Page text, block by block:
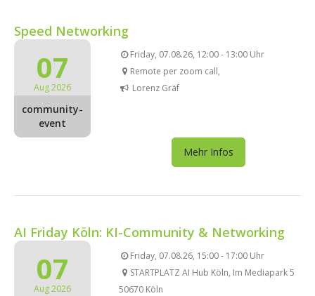
Speed Networking
07
Aug 2026
community-
event
Friday, 07.08.26, 12:00 - 13:00 Uhr
Remote per zoom call,
Lorenz Gräf
Mehr Infos
AI Friday Köln: KI-Community & Networking
07
Aug 2026
Friday, 07.08.26, 15:00 - 17:00 Uhr
STARTPLATZ AI Hub Köln, Im Mediapark 5
50670 Köln